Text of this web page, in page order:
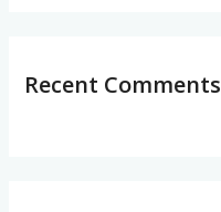
Recent Comments